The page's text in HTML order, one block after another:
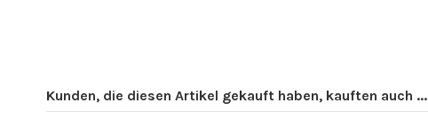
Kunden, die diesen Artikel gekauft haben, kauften auch ...